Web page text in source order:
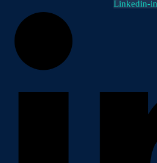
Linkedin-in